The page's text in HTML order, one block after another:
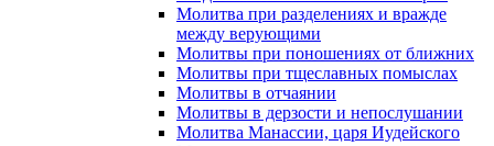
Молитва при разделениях и вражде
между верующими
Молитвы при поношениях от ближних
Молитвы при тщеславных помыслах
Молитвы в отчаянии
Молитвы в дерзости и непослушании
Молитва Манассии, царя Иудейского